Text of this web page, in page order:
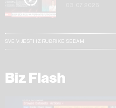
SVE VIJESTI IZ RUBRIKE SEDAM
Biz Flash